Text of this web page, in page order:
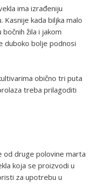
ima izrađeniju
kada biljka malo
žila i jakom
duboko bolje podnosi
obično tri puta
treba prilagoditi
od druge polovine marta
koja se proizvodi u
za upotrebu u